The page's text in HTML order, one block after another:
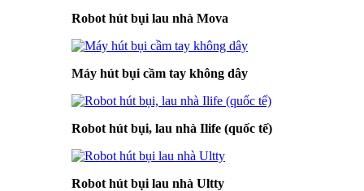
Robot hút bụi lau nhà Mova
Máy hút bụi cầm tay không dây
Robot hút bụi, lau nhà Ilife (quốc tế)
Robot hút bụi lau nhà Ultty